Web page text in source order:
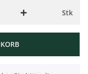
Stk